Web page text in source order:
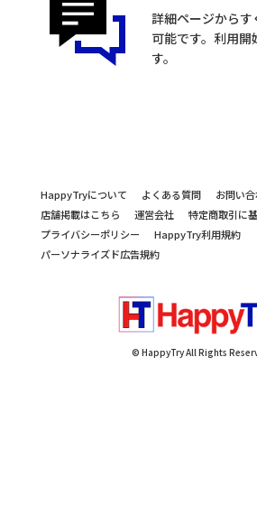
詳細ページから
可能です。利用開
す。
HappyTryについて よくある質問
お問い
店舗掲載はこちら
運営会社
特定商取引に
プライバシーポリシー
HappyTry利用規約
パーソナライズド広告規約
© HappyTry All Rights